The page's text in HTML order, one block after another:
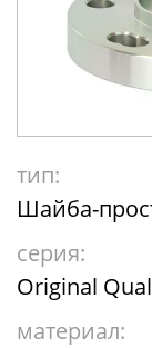
тип:
Шайба-
серия:
Original
материал: